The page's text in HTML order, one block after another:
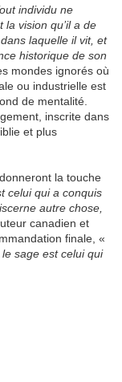
individu ne
vision qu’il a de
laquelle il vit, et
historique de son
mondes ignorés où
ou industrielle est
de mentalité.
inscrite dans
et plus
la touche
celui qui a conquis
autre chose,
canadien et
finale, «
sage est celui qui